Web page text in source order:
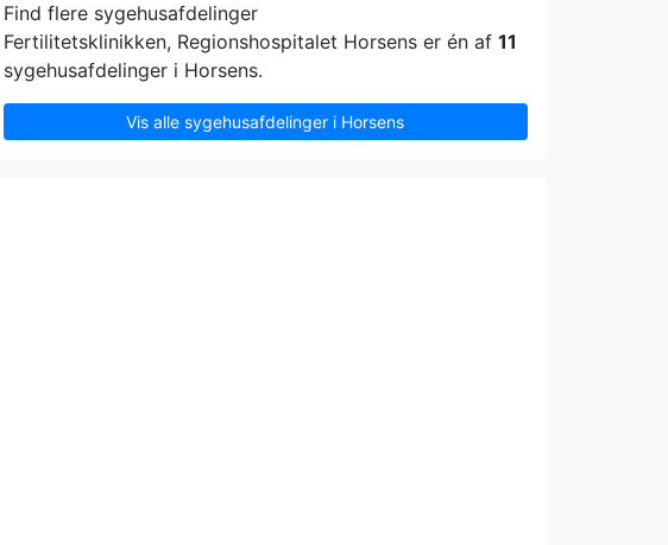
Find flere sygehusafdelinger
Fertilitetsklinikken, Regionshospitalet Horsens er én af 11
sygehusafdelinger i Horsens.
Vis alle sygehusafdelinger i Horsens